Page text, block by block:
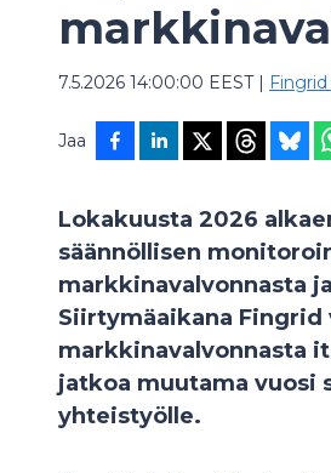
7.5.2026 14:00:00 EEST| Fingrid
Jaa
Lokakuusta 2026
säännöllisen
markkinavalvonnasta
Siirtymäaikana Fingrid
markkinavalvonnasta
jatkoa muutama vuosi
yhteistyölle.